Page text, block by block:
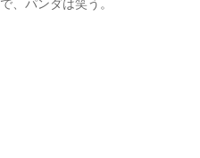
で、パンダは笑う。